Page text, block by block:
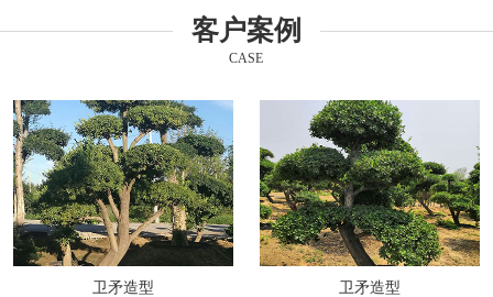
客户案例
CASE
卫矛造型 卫矛造型